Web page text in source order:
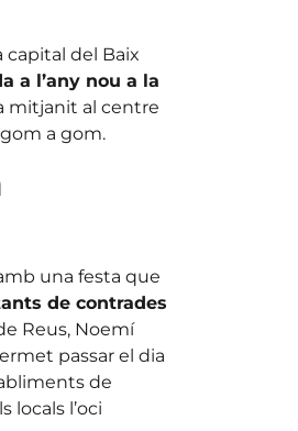
capital del Baix
a l’any nou a la
mitjanit al centre
a gom.
una festa que
de contrades
Reus, Noemí
passar el dia
de
locals l’oci